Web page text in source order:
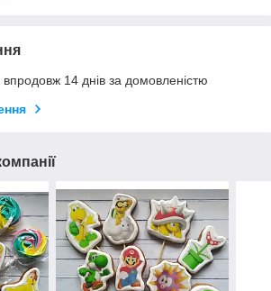
14 днів за домовленістю